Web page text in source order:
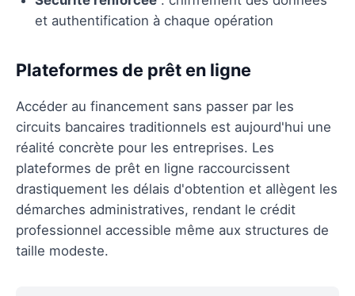
et authentification à chaque opération
Plateformes de prêt en ligne
Accéder au financement sans passer par les
circuits bancaires traditionnels est aujourd'hui une
réalité concrète pour les entreprises. Les
plateformes de prêt en ligne raccourcissent
drastiquement les délais d'obtention et allègent les
démarches administratives, rendant le crédit
professionnel accessible même aux structures de
taille modeste.